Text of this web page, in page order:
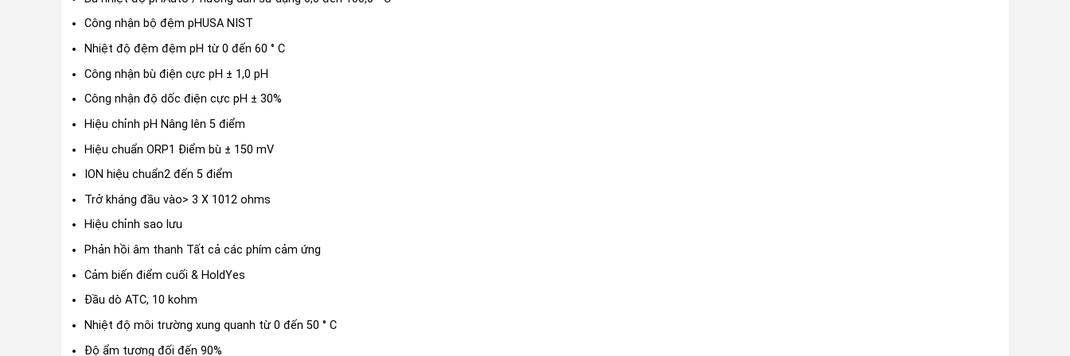
Công nhận bộ đệm pHUSA NIST
Nhiệt độ đệm đệm pH từ 0 đến 60 ° C
Công nhận bù điện cực pH ± 1,0 pH
Công nhận độ dốc điện cực pH ± 30%
Hiệu chỉnh pH Nâng lên 5 điểm
Hiệu chuẩn ORP1 Điểm bù ± 150 mV
ION hiệu chuẩn2 đến 5 điểm
Trở kháng đầu vào> 3 X 1012 ohms
Hiệu chỉnh sao lưu
Phản hồi âm thanh Tất cả các phím cảm ứng
Cảm biến điểm cuối & HoldYes
Đầu dò ATC, 10 kohm
Nhiệt độ môi trường xung quanh từ 0 đến 50 ° C
Độ ẩm tương đối đến 90%